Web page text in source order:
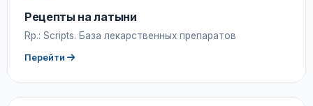
Рецепты на латыни
Rp.: Scripts. База лекарственных препаратов
Перейти